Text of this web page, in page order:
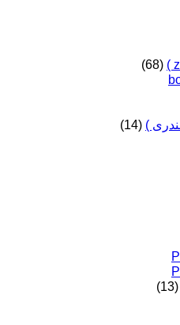
(68)
)
(14)
(13)